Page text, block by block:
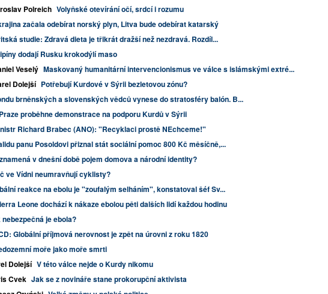
Polreich Volyňské otevírání očí, srdcí i rozumu
začala odebírat norský plyn, Litva bude odebírat katarský
studie: Zdravá dieta je třikrát dražší než nezdravá. Rozdíl...
dodají Rusku krokodýlí maso
Veselý Maskovaný humanitární intervencionismus ve válce s islámskými extré...
Dolejší Potřebují Kurdové v Sýrii bezletovou zónu?
brněnských a slovenských vědců vynese do stratosféry balón. B...
proběhne demonstrace na podporu Kurdů v Sýrii
Richard Brabec (ANO): "Recyklaci prostě NEchceme!"
panu Posoldovi přiznal stát sociální pomoc 800 Kč měsíčně,...
v dnešní době pojem domova a národní identity?
ve Vídni neumravňují cyklisty?
reakce na ebolu je "zoufalým selháním", konstatoval šéf Sv...
Leone dochází k nákaze ebolou pěti dalších lidí každou hodinu
nebezpečná je ebola?
Globální příjmová nerovnost je zpět na úrovni z roku 1820
moře jako moře smrti
Dolejší V této válce nejde o Kurdy nikomu
Cvek Jak se z novináře stane prokorupční aktivista